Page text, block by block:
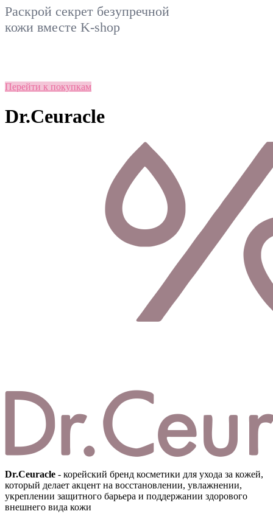
Раскрой секрет безупречной
кожи вместе K-shop
Перейти к покупкам
Dr.Ceuracle
Dr.Ceuracle - корейский бренд косметики для ухода за кожей,
который делает акцент на восстановлении, увлажнении,
укреплении защитного барьера и поддержании здорового
внешнего вида кожи